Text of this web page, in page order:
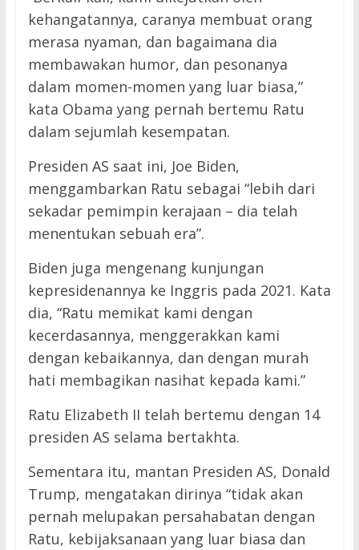
kehangatannya, caranya membuat orang
merasa nyaman, dan bagaimana dia
membawakan humor, dan pesonanya
dalam momen-momen yang luar biasa,”
kata Obama yang pernah bertemu Ratu
dalam sejumlah kesempatan.
Presiden AS saat ini, Joe Biden,
menggambarkan Ratu sebagai “lebih dari
sekadar pemimpin kerajaan – dia telah
menentukan sebuah era”.
Biden juga mengenang kunjungan
kepresidenannya ke Inggris pada 2021. Kata
dia, “Ratu memikat kami dengan
kecerdasannya, menggerakkan kami
dengan kebaikannya, dan dengan murah
hati membagikan nasihat kepada kami.”
Ratu Elizabeth II telah bertemu dengan 14
presiden AS selama bertakhta.
Sementara itu, mantan Presiden AS, Donald
Trump, mengatakan dirinya “tidak akan
pernah melupakan persahabatan dengan
Ratu, kebijaksanaan yang luar biasa dan